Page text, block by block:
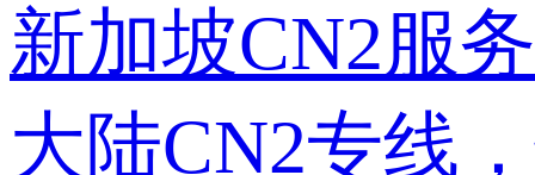
新加坡CN2服
大陆CN2专线